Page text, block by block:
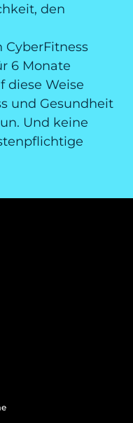
den
CyberFitness
6 Monate
diese Weise
und Gesundheit
Und keine